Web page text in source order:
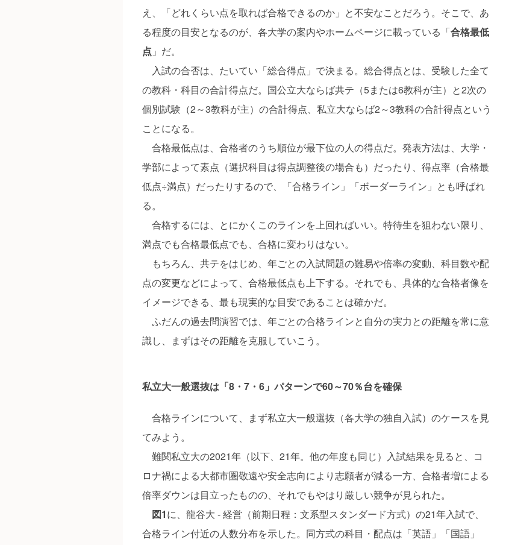
え、「どれくらい点を取れば合格できるのか」と不安なことだろう。そこで、あ
る程度の目安となるのが、各大学の案内やホームページに載っている「合格最低
点 」だ。
入試の合否は、たいてい「総合得点」で決まる。総合得点とは、受験した全て
の教科・科目の合計得点だ。国公立大ならば共テ（5または6教科が主）と2次の
個別試験（2～3教科が主）の合計得点、私立大ならば2～3教科の合計得点という
ことになる。
合格最低点は、合格者のうち順位が最下位の人の得点だ。発表方法は、大学・
学部によって素点（選択科目は得点調整後の場合も）だったり、得点率（合格最
低点÷満点）だったりするので、「合格ライン」「ボーダーライン」とも呼ばれ
る。
合格するには、とにかくこのラインを上回ればいい。特待生を狙わない限り、
満点でも合格最低点でも、合格に変わりはない。
もちろん、共テをはじめ、年ごとの入試問題の難易や倍率の変動、科目数や配
点の変更などによって、合格最低点も上下する。それでも、具体的な合格者像を
イメージできる、最も現実的な目安であることは確かだ。
ふだんの過去問演習では、年ごとの合格ラインと自分の実力との距離を常に意
識し、まずはその距離を克服していこう。
私立大一般選抜は「8・7・6」パターンで60～70％台を確保
合格ラインについて、まず私立大一般選抜（各大学の独自入試）のケースを見
てみよう。
難関私立大の2021年（以下、21年。他の年度も同じ）入試結果を見ると、コ
ロナ禍による大都市圏敬遠や安全志向により志願者が減る一方、合格者増による
倍率ダウンは目立ったものの、それでもやはり厳しい競争が見られた。
図1に、龍谷大 ‐ 経営（前期日程：文系型スタンダード方式）の21年入試で、
合格ライン付近の人数分布を示した。同方式の科目・配点は「英語」「国語」